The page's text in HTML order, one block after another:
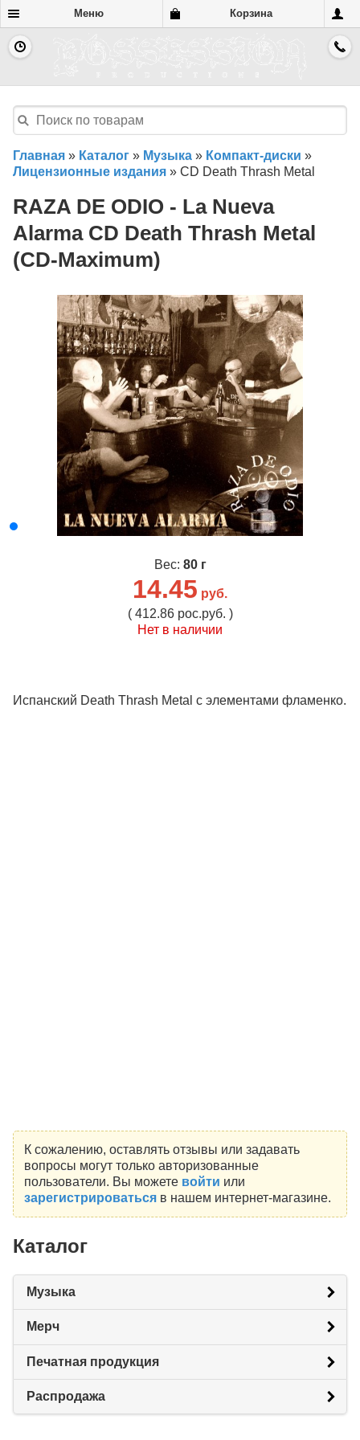
Меню Корзина
Главная » Каталог » Музыка » Компакт-диски »
Лицензионные издания » CD Death Thrash Metal
RAZA DE ODIO - La Nueva
Alarma CD Death Thrash Metal
(CD-Maximum)
Вес: 80 г
14.45 руб.
( 412.86 рос.руб. )
Нет в наличии
Испанский Death Thrash Metal с элементами фламенко.
К сожалению, оставлять отзывы или задавать
вопросы могут только авторизованные
пользователи. Вы можете войти или
зарегистрироватьсяв нашем интернет-магазине.
Каталог
Музыка
Мерч
Печатная продукция
Распродажа